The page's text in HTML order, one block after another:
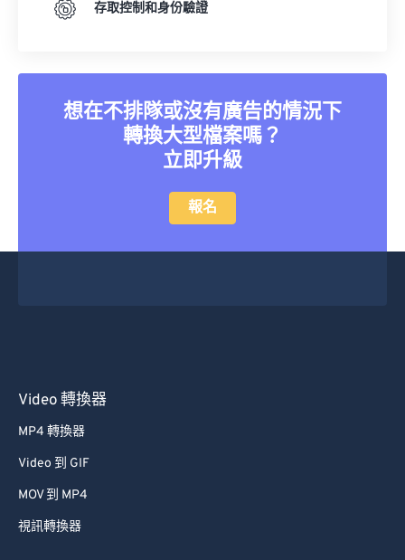
存取控制和身份驗證
想在不排隊或沒有廣告的情況下
轉換大型檔案嗎？
立即升級
報名
Video 轉換器
MP4 轉換器
Video 到 GIF
MOV 到 MP4
視訊轉換器